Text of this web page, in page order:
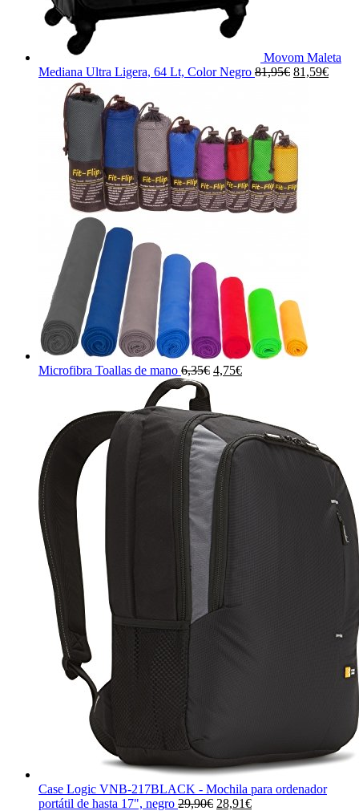
Movom Maleta
Mediana Ultra Ligera, 64 Lt, Color Negro 81,95€ El
81,59€El
Microfibra Toallas de mano 6,35€ El
era:
6,35€.
4,75€El
4,75€.
Case Logic VNB-217BLACK - Mochila para ordenador
portátil de hasta 17", negro 29,90€ El
28,91€El